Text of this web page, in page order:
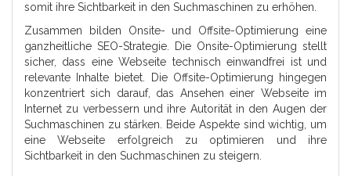
somit ihre Sichtbarkeit in den Suchmaschinen zu erhöhen.
Zusammen bilden Onsite- und Offsite-Optimierung eine
ganzheitliche SEO-Strategie. Die Onsite-Optimierung stellt
sicher, dass eine Webseite technisch einwandfrei ist und
relevante Inhalte bietet. Die Offsite-Optimierung hingegen
konzentriert sich darauf, das Ansehen einer Webseite im
Internet zu verbessern und ihre Autorität in den Augen der
Suchmaschinen zu stärken. Beide Aspekte sind wichtig, um
eine Webseite erfolgreich zu optimieren und ihre
Sichtbarkeit in den Suchmaschinen zu steigern.